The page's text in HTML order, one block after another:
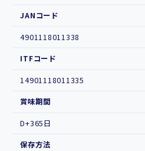
JANコード
4901118011338
ITFコード
14901118011335
賞味期間
D+365日
保存方法